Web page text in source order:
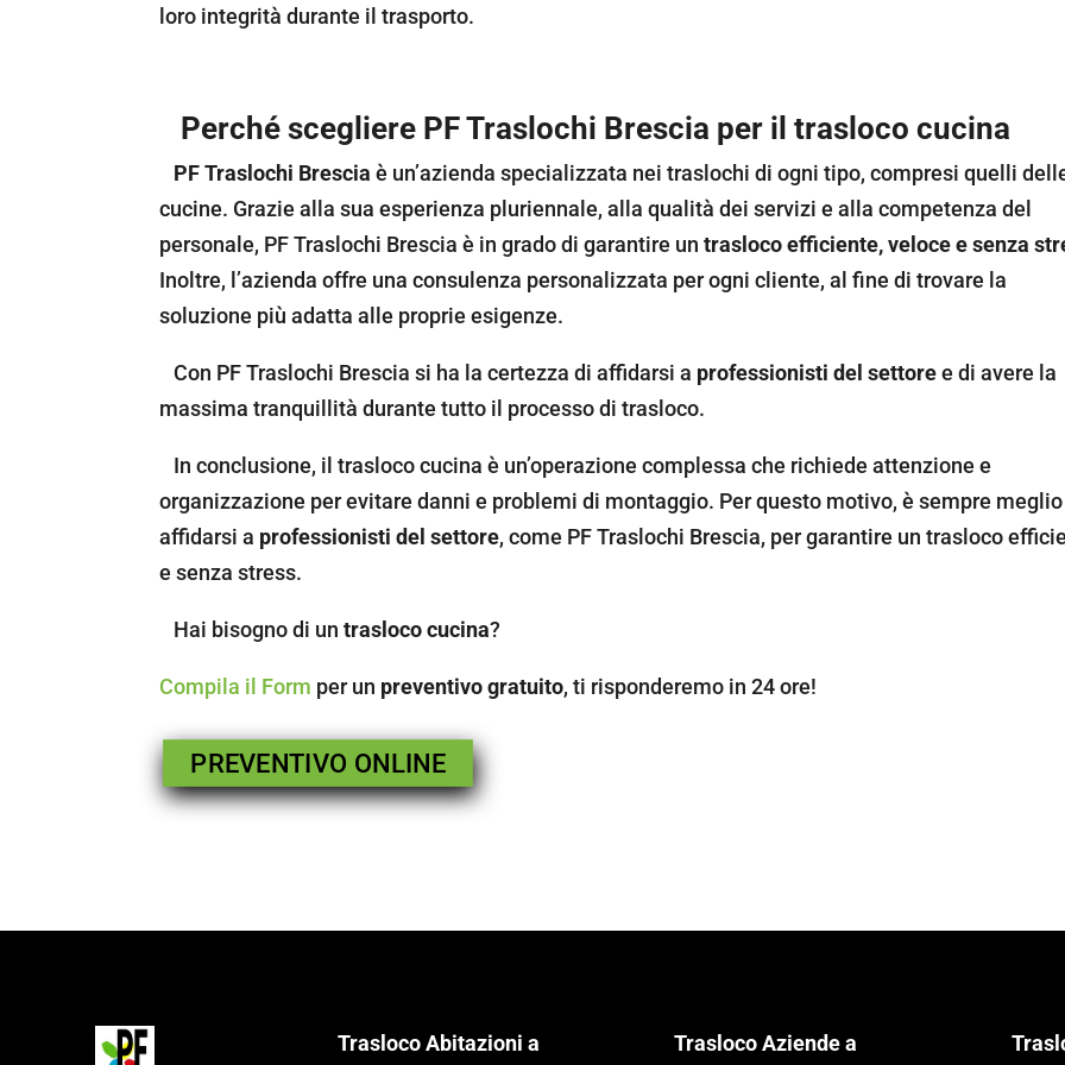
loro integrità durante il trasporto.
Perché scegliere PF Traslochi Brescia per il trasloco cucina
PF Traslochi Brescia è un’azienda specializzata nei traslochi di ogni tipo, compresi quelli
cucine. Grazie alla sua esperienza pluriennale, alla qualità dei servizi e alla competenza del
personale, PF Traslochi Brescia è in grado di garantire untrasloco efficiente, veloce e senza
Inoltre, l’azienda offre una consulenza personalizzata per ogni cliente, al fine di trovare la
soluzione più adatta alle proprie esigenze.
Con PF Traslochi Brescia si ha la certezza di affidarsi a professionisti del settoree di avere la
massima tranquillità durante tutto il processo di trasloco.
In conclusione, il trasloco cucina è un’operazione complessa che richiede attenzione e
organizzazione per evitare danni e problemi di montaggio. Per questo motivo, è sempre meglio
affidarsi a professionisti del settore, come PF Traslochi Brescia, per garantire un trasloco
e senza stress.
Hai bisogno di untrasloco cucina?
Compila il Form per un preventivo gratuito, ti risponderemo in 24 ore!
PREVENTIVO ONLINE
Trasloco Abitazioni a Trasloco Aziende a